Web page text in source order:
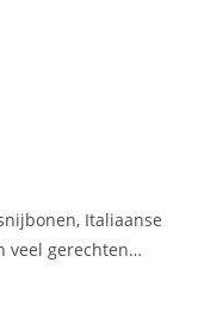
Italiaanse
veel gerechten…